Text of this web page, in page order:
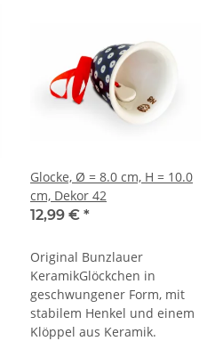
Glocke, Ø = 8.0 cm, H = 10.0
cm, Dekor 42
12,99 € *
Original Bunzlauer
KeramikGlöckchen in
geschwungener Form, mit
stabilem Henkel und einem
Klöppel aus Keramik.